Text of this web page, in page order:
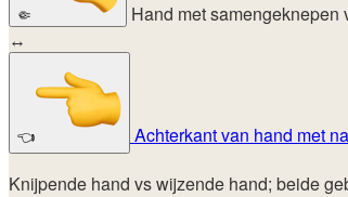
🤏
Hand met samengeknepen
↔
👈
Achterkant van hand met
Knijpende hand vs wijzende hand; beide